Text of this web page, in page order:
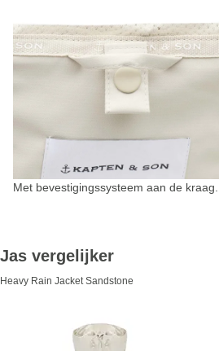
Met bevestigingssysteem aan de kraag...
Jas vergelijker
Heavy Rain Jacket Sandstone